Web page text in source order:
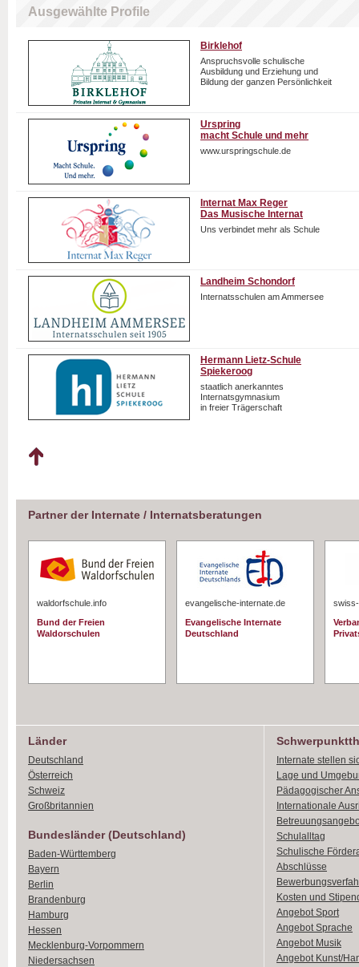
Ausgewählte Profile
Birklehof
Anspruchsvolle schulische
Ausbildung und Erziehung und
Bildung der ganzen Persönlichkeit
Urspring
macht Schule und mehr
www.urspringschule.de
Internat Max Reger
Das Musische Internat
Uns verbindet mehr als Schule
Landheim Schondorf
Internatsschulen am Ammersee
Hermann Lietz-Schule
Spiekeroog
staatlich anerkanntes
Internatsgymnasium
in freier Trägerschaft
Partner der Internate / Internatsberatungen
waldorfschule.info
Bund der Freien
Waldorschulen
evangelische-internate.de
Evangelische Internate
Deutschland
Länder
Deutschland
Österreich
Schweiz
Großbritannien
Bundesländer (Deutschland)
Baden-Württemberg
Bayern
Berlin
Brandenburg
Hamburg
Hessen
Mecklenburg-Vorpommern
Niedersachsen
Internate stellen
Lage und
Pädagogischer
Internationale
Schulalltag
Schulische
Abschlüsse
Kosten und
Angebot Sport
Angebot Sprache
Angebot Musik
Angebot Kunst/